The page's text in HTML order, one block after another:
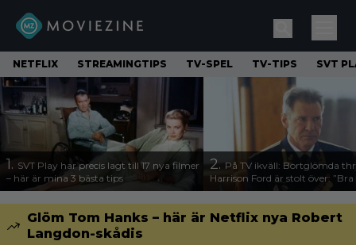
NETFLIX STREAMINGTIPS TV-SPEL TV-TIPS SVT
1. SVT Play har precis lagt till 17 nya filmer
– här är mina 3 bästa tips
2. På TV ikväll: Bortglömda
Harrison Ford är stolt över:
Glöm Tom Hanks – här är Netflix nya Robert
Langdon-skådis